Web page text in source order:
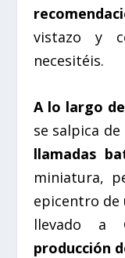
vistazo y
necesitéis.
A lo largo
se salpica de
llamadas
miniatura,
epicentro de
llevado a
producción